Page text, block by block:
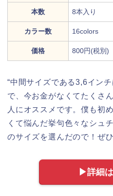
本数 8本入り
カラー数 16colors
価格 800円(税別)
“中間サイズである3,6イン
で、今お金がなくてたくさ
人にオススメです。僕も初
くて悩んだ挙句色々なシュ
のサイズを選んだので！ぜ
▶︎詳細